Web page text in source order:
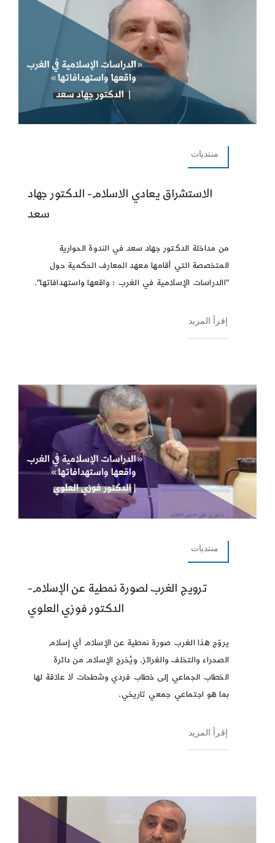
منتديات
الاستشراق يعادي الاسلام- الدكتور جهاد
سعد
من مداخلة الدكتور جهاد سعد في الندوة الحوارية
المتخصصة التي أقامها معهد المعارف الحكمية حول
"االدراسات الإسلامية في الغرب : واقعها واستهدافاتها".
إقرأ المزيد
منتديات
ترويج الغرب لصورة نمطية عن الإسلام-
الدكتور فوزي العلوي
يروّج هذا الغرب صورة نمطية عن الإسلام أي إسلام
الصحراء والتخلف والغرائز. ويُخرج الإسلام من دائرة
الخطاب الجماعي إلى خطاب فردي وشطحات لا علاقة لها
بما هو اجتماعي جمعي تاريخي.
إقرأ المزيد